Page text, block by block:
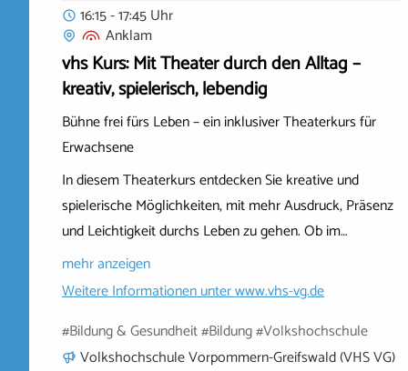
16:15 - 17:45 Uhr
Anklam
vhs Kurs: Mit Theater durch den Alltag –
kreativ, spielerisch, lebendig
Bühne frei fürs Leben – ein inklusiver Theaterkurs für
Erwachsene
In diesem Theaterkurs entdecken Sie kreative und
spielerische Möglichkeiten, mit mehr Ausdruck, Präsenz
und Leichtigkeit durchs Leben zu gehen. Ob im…
mehr anzeigen
Weitere Informationen unterwww.vhs-vg.de
#Bildung & Gesundheit #Bildung #Volkshochschule
Volkshochschule Vorpommern-Greifswald (VHS VG)